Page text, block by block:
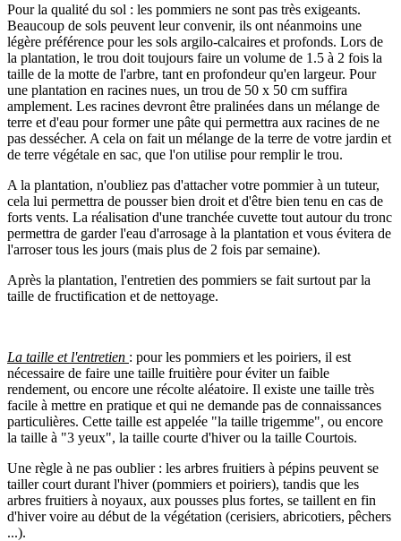
Pour la qualité du sol : les pommiers ne sont pas très exigeants.
Beaucoup de sols peuvent leur convenir, ils ont néanmoins une
légère préférence pour les sols argilo-calcaires et profonds. Lors de
la plantation, le trou doit toujours faire un volume de 1.5 à 2 fois la
taille de la motte de l'arbre, tant en profondeur qu'en largeur. Pour
une plantation en racines nues, un trou de 50 x 50 cm suffira
amplement. Les racines devront être pralinées dans un mélange de
terre et d'eau pour former une pâte qui permettra aux racines de ne
pas dessécher. A cela on fait un mélange de la terre de votre jardin et
de terre végétale en sac, que l'on utilise pour remplir le trou.
A la plantation, n'oubliez pas d'attacher votre pommier à un tuteur,
cela lui permettra de pousser bien droit et d'être bien tenu en cas de
forts vents. La réalisation d'une tranchée cuvette tout autour du tronc
permettra de garder l'eau d'arrosage à la plantation et vous évitera de
l'arroser tous les jours (mais plus de 2 fois par semaine).
Après la plantation, l'entretien des pommiers se fait surtout par la
taille de fructification et de nettoyage.
La taille et l'entretien : pour les pommiers et les poiriers, il est
nécessaire de faire une taille fruitière pour éviter un faible
rendement, ou encore une récolte aléatoire. Il existe une taille très
facile à mettre en pratique et qui ne demande pas de connaissances
particulières. Cette taille est appelée "la taille trigemme", ou encore
la taille à "3 yeux", la taille courte d'hiver ou la taille Courtois.
Une règle à ne pas oublier : les arbres fruitiers à pépins peuvent se
tailler court durant l'hiver (pommiers et poiriers), tandis que les
arbres fruitiers à noyaux, aux pousses plus fortes, se taillent en fin
d'hiver voire au début de la végétation (cerisiers, abricotiers, pêchers
...).